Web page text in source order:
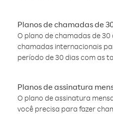
Planos de chamadas de
O plano de chamadas de
chamadas internacionais
período de 30 dias com as
Planos de assinatura
O plano de assinatura
você precisa para fazer